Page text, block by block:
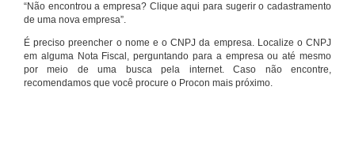
“Não encontrou a empresa? Clique aqui para sugerir o cadastramento
de uma nova empresa”.
É preciso preencher o nome e o CNPJ da empresa. Localize o CNPJ
em alguma Nota Fiscal, perguntando para a empresa ou até mesmo
por meio de uma busca pela internet. Caso não encontre,
recomendamos que você procure o Procon mais próximo.